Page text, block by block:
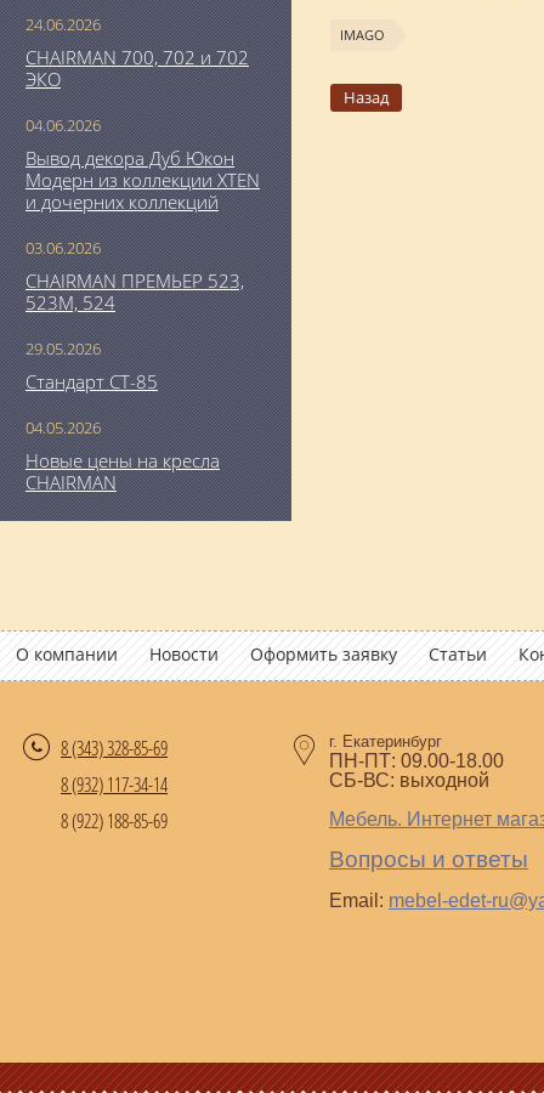
24.06.2026
CHAIRMAN 700, 702 и 702
ЭКО
04.06.2026
Вывод декора Дуб Юкон
Модерн из коллекции XTEN
и дочерних коллекций
03.06.2026
CHAIRMAN ПРЕМЬЕР 523,
523М, 524
29.05.2026
Стандарт СТ-85
04.05.2026
Новые цены на кресла
CHAIRMAN
IMAGO
Назад
О компании Новости Оформить заявку Статьи
8 (343)328-85-69
8 (932) 117-34-14
8 (922) 188-85-69
г. Екатеринбург
ПН-ПТ: 09.00-18.00
СБ-ВС: выходной
Мебель. Интернет
Вопросы и ответы
Email: mebel-edet-